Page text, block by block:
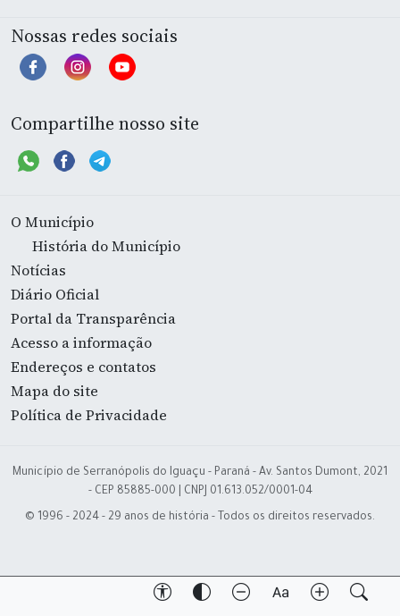
Nossas redes sociais
Compartilhe nosso site
O Município
História do Município
Notícias
Diário Oficial
Portal da Transparência
Acesso a informação
Endereços e contatos
Mapa do site
Política de Privacidade
Município de Serranópolis do Iguaçu - Paraná - Av. Santos Dumont, 2021
- CEP 85885-000 | CNPJ 01.613.052/0001-04
© 1996 - 2024 - 29 anos de história - Todos os direitos reservados.